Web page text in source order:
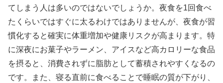
てしまう人は多いのではないでしょうか。夜食を1回食べ
たくらいではすぐに太るわけではありませんが、夜食が習
慣化すると確実に体重増加や健康リスクが高まります。特
に深夜にお菓子やラーメン、アイスなど高カロリーな食品
を摂ると、消費されずに脂肪として蓄積されやすくなるの
です。また、寝る直前に食べることで睡眠の質が下がり、